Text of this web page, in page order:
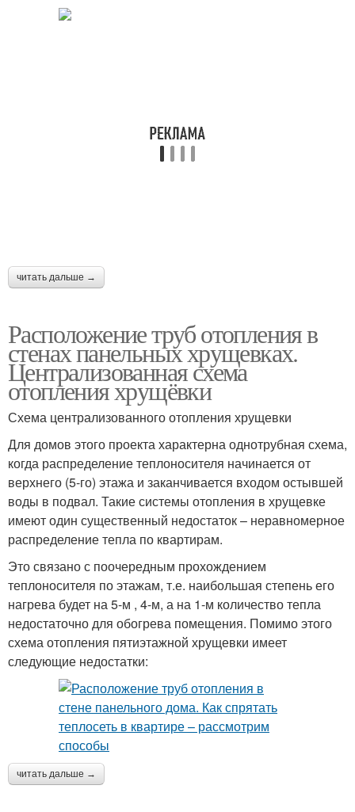
читать дальше →
Расположение труб отопления в
стенах панельных хрущевках.
Централизованная схема
отопления хрущёвки
Схема централизованного отопления хрущевки
Для домов этого проекта характерна однотрубная схема,
когда распределение теплоносителя начинается от
верхнего (5-го) этажа и заканчивается входом остывшей
воды в подвал. Такие системы отопления в хрущевке
имеют один существенный недостаток – неравномерное
распределение тепла по квартирам.
Это связано с поочередным прохождением
теплоносителя по этажам, т.е. наибольшая степень его
нагрева будет на 5-м , 4-м, а на 1-м количество тепла
недостаточно для обогрева помещения. Помимо этого
схема отопления пятиэтажной хрущевки имеет
следующие недостатки:
читать дальше →